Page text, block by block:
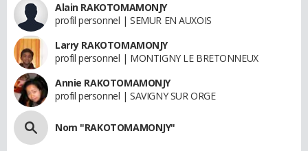
Alain RAKOTOMAMONJY
profil personnel | SEMUR EN AUXOIS
Larry RAKOTOMAMONJY
profil personnel | MONTIGNY LE BRETONNEUX
Annie RAKOTOMAMONJY
profil personnel | SAVIGNY SUR ORGE
Nom "RAKOTOMAMONJY"